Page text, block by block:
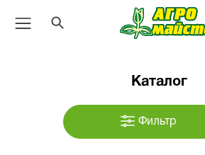
Каталог
Фильтр